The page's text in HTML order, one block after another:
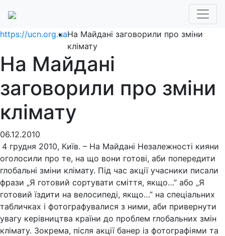
https://ucn.org.uaНа Майдані заговорили про зміни
клімату
На Майдані
заговорили про зміни
клімату
06.12.2010
4 грудня 2010, Київ. – На Майдані Незалежності кияни
оголосили про те, на що вони готові, аби попередити
глобальні зміни клімату. Під час акції учасники писали
фрази „Я готовий сортувати сміття, якщо…” або „Я
готовий їздити на велосипеді, якщо…” на спеціальних
табличках і фотографувалися з ними, аби привернути
увагу керівництва країни до проблем глобальних змін
клімату. Зокрема, після акції банер із фотографіями та